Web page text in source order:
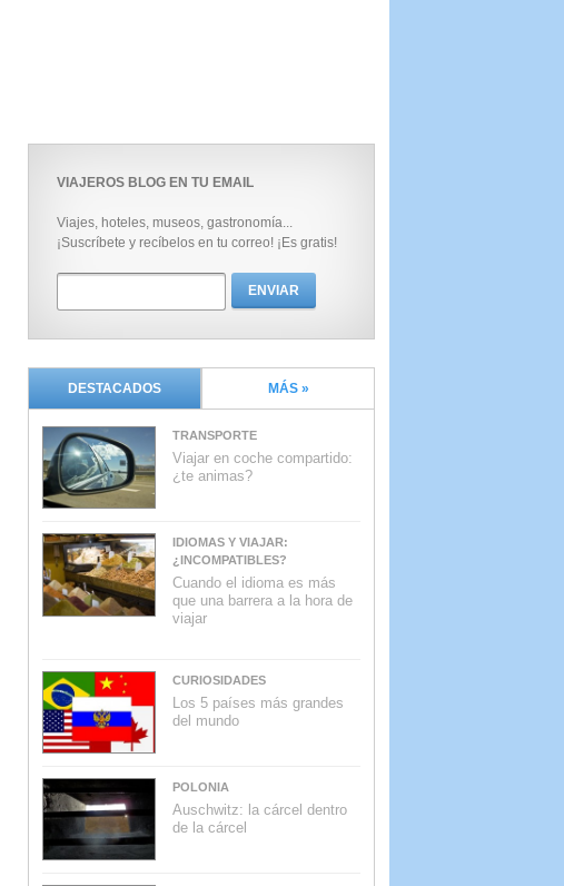
VIAJEROS BLOG EN TU EMAIL
Viajes, hoteles, museos, gastronomía...
¡Suscríbete y recíbelos en tu correo! ¡Es gratis!
DESTACADOS MÁS »
TRANSPORTE
Viajar en coche compartido:
¿te animas?
IDIOMAS Y VIAJAR:
¿INCOMPATIBLES?
Cuando el idioma es más
que una barrera a la hora de
viajar
CURIOSIDADES
Los 5 países más grandes
del mundo
POLONIA
Auschwitz: la cárcel dentro
de la cárcel